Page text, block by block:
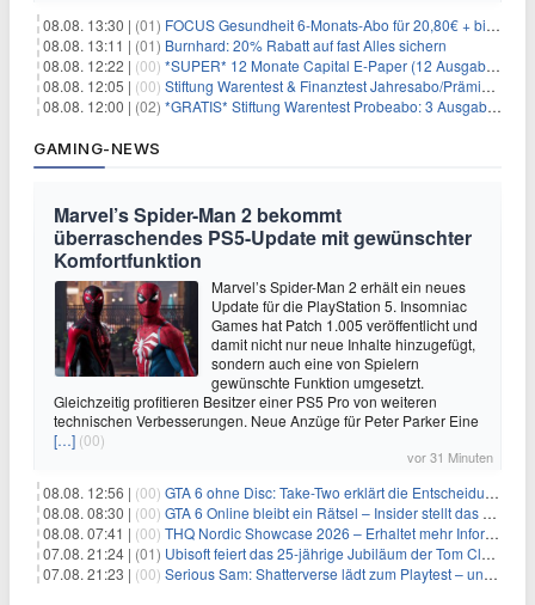
08.08. 13:30 | (01) FOCUS Gesundheit 6-Monats-Abo für 20,80€ + bis zu 20€ Prämie
08.08. 13:11 | (01) Burnhard: 20% Rabatt auf fast Alles sichern
08.08. 12:22 | (00) *SUPER* 12 Monate Capital E-Paper (12 Ausgaben) für NUR 7€ (statt 80,04€)
08.08. 12:05 | (00) Stiftung Warentest & Finanztest Jahresabo/Prämienabo für 35€ + Buchprämie
08.08. 12:00 | (02) *GRATIS* Stiftung Warentest Probeabo: 3 Ausgaben gratis im Wert von 25,20€
GAMING-NEWS
Marvel’s Spider-Man 2 bekommt
überraschendes PS5-Update mit gewünschter
Komfortfunktion
Marvel’s Spider-Man 2 erhält ein neues
Update für die PlayStation 5. Insomniac
Games hat Patch 1.005 veröffentlicht und
damit nicht nur neue Inhalte hinzugefügt,
sondern auch eine von Spielern
gewünschte Funktion umgesetzt.
Gleichzeitig profitieren Besitzer einer PS5 Pro von weiteren
technischen Verbesserungen. Neue Anzüge für Peter Parker Eine
[…] (00)
vor 31 Minuten
08.08. 12:56 | (00) GTA 6 ohne Disc: Take-Two erklärt die Entscheidung für Download-Codes
08.08. 08:30 | (00) GTA 6 Online bleibt ein Rätsel – Insider stellt das neue Gerücht klar
08.08. 07:41 | (00) THQ Nordic Showcase 2026 – Erhaltet mehr Informationen
07.08. 21:24 | (01) Ubisoft feiert das 25-jährige Jubiläum der Tom Clancy’s Ghost Recon-Reihe
07.08. 21:23 | (00) Serious Sam: Shatterverse lädt zum Playtest – und erscheint schon bald!